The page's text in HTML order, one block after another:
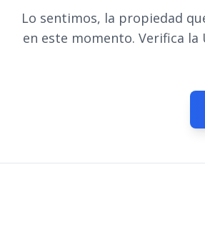
Lo sentimos, la propiedad
en este momento. Verifica la